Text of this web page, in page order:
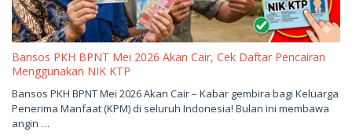
Bansos PKH BPNT Mei 2026 Akan Cair, Cek Daftar Pencairan
Menggunakan NIK KTP
Mei
16,
2026
sukantengah
Bansos PKH BPNT Mei 2026 Akan Cair – Kabar gembira bagi Keluarga
Penerima Manfaat (KPM) di seluruh Indonesia! Bulan ini membawa
angin …